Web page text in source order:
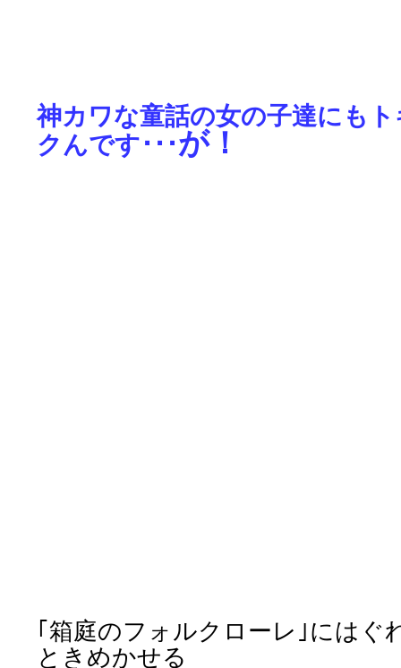
神カワな童話の女の子達にも
クんです･･･が！
｢箱庭のフォルクローレ｣にはぐ
ときめかせる